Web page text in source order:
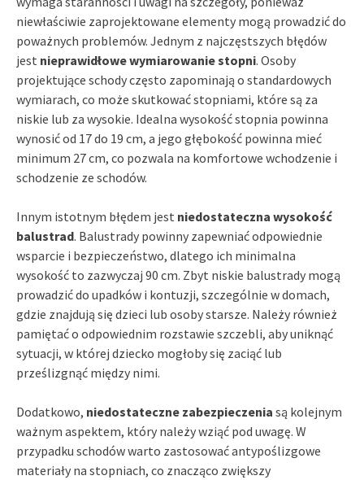
niewłaściwie zaprojektowane elementy mogą prowadzić do
poważnych problemów. Jednym z najczęstszych błędów
jest nieprawidłowe wymiarowanie stopni. Osoby
projektujące schody często zapominają o standardowych
wymiarach, co może skutkować stopniami, które są za
niskie lub za wysokie. Idealna wysokość stopnia powinna
wynosić od 17 do 19 cm, a jego głębokość powinna mieć
minimum 27 cm, co pozwala na komfortowe wchodzenie i
schodzenie ze schodów.
Innym istotnym błędem jest niedostateczna wysokość
balustrad. Balustrady powinny zapewniać odpowiednie
wsparcie i bezpieczeństwo, dlatego ich minimalna
wysokość to zazwyczaj 90 cm. Zbyt niskie balustrady mogą
prowadzić do upadków i kontuzji, szczególnie w domach,
gdzie znajdują się dzieci lub osoby starsze. Należy również
pamiętać o odpowiednim rozstawie szczebli, aby uniknąć
sytuacji, w której dziecko mogłoby się zaciąć lub
prześlizgnąć między nimi.
Dodatkowo, niedostateczne zabezpieczenia są kolejnym
ważnym aspektem, który należy wziąć pod uwagę. W
przypadku schodów warto zastosować antypoślizgowe
materiały na stopniach, co znacząco zwiększy